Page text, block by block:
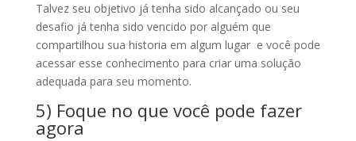
Talvez seu objetivo já tenha sido alcançado ou seu
desafio já tenha sido vencido por alguém que
compartilhou sua historia em algum lugar e você pode
acessar esse conhecimento para criar uma solução
adequada para seu momento.
5) Foque no que você pode fazer
agora